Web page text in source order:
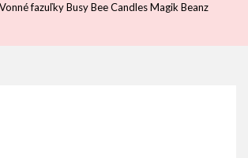
Vonné fazuľky Busy Bee Candles Magik Beanz